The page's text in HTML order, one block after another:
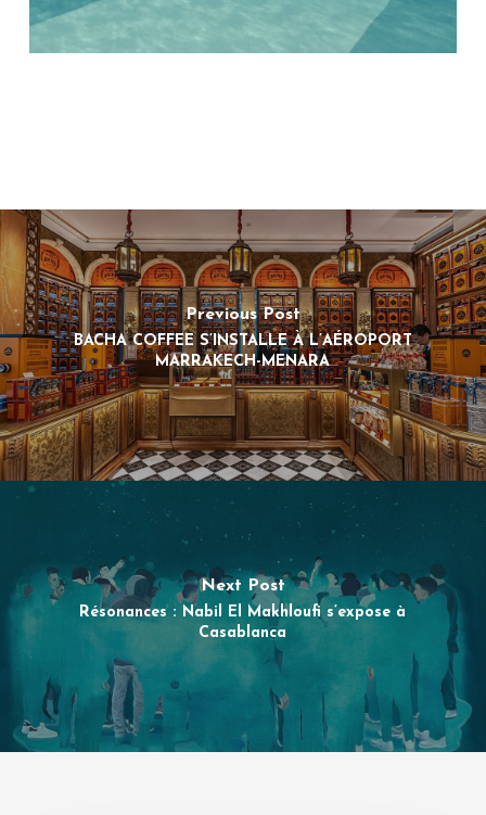
Previous Post
BACHA COFFEE S’INSTALLE À L’AÉROPORT
MARRAKECH-MENARA
Next Post
Résonances : Nabil El Makhloufi s’expose à
Casablanca